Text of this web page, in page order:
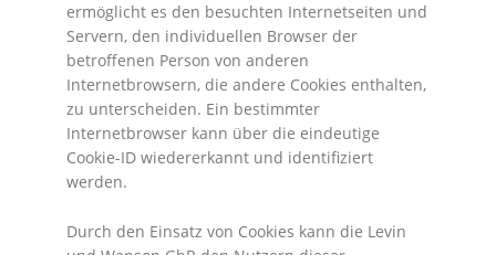
ermöglicht es den besuchten Internetseiten und
Servern, den individuellen Browser der
betroffenen Person von anderen
Internetbrowsern, die andere Cookies enthalten,
zu unterscheiden. Ein bestimmter
Internetbrowser kann über die eindeutige
Cookie-ID wiedererkannt und identifiziert
werden.
Durch den Einsatz von Cookies kann die Levin